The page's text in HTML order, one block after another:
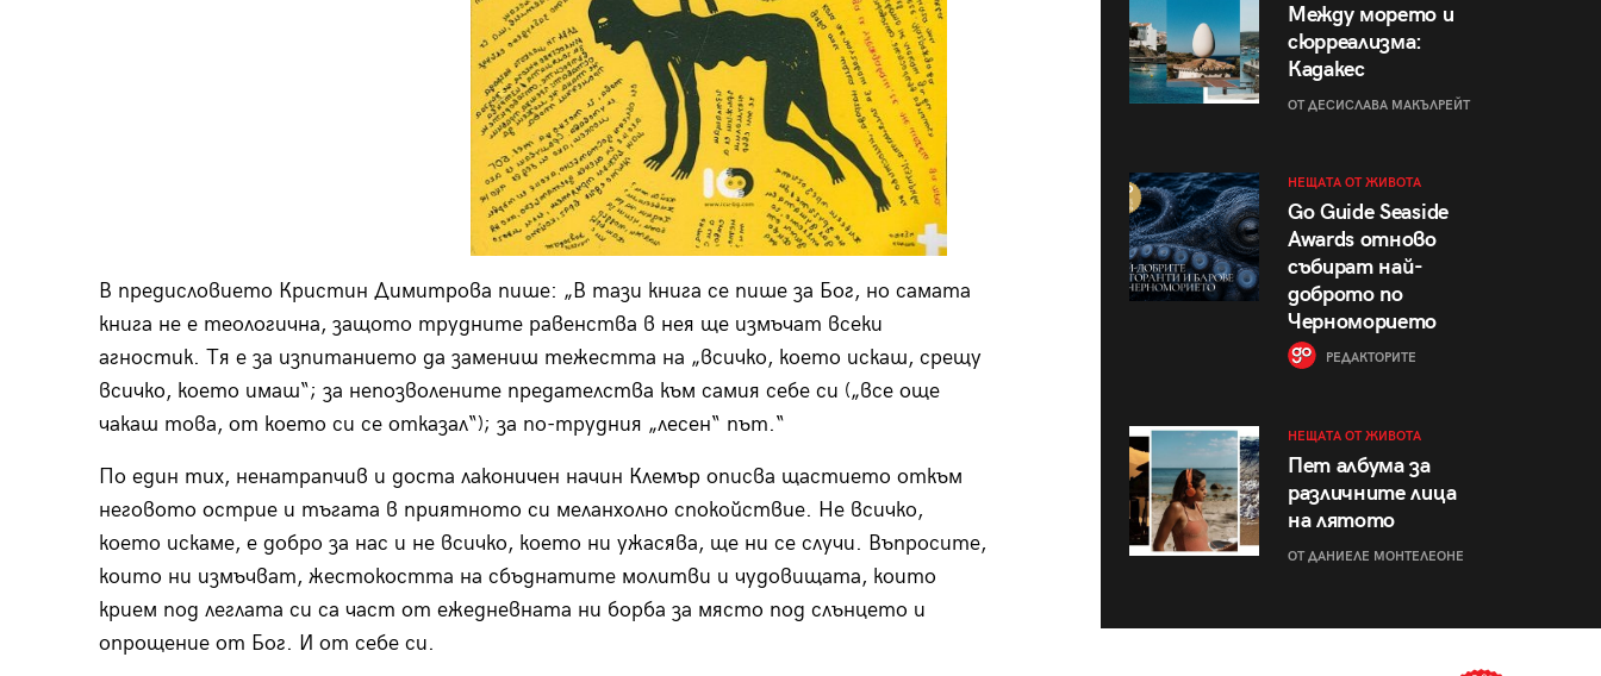
В предисловието Кристин Димитрова пише: „В тази книга се пише за Бог, но самата
книга не е теологична, защото трудните равенства в нея ще измъчат всеки
агностик. Тя е за изпитанието да замениш тежестта на „всичко, което искаш, срещу
всичко, което имаш“; за непозволените предателства към самия себе си („все още
чакаш това, от което си се отказал“); за по-трудния „лесен“ път.“
По един тих, ненатрапчив и доста лаконичен начин Клемър описва щастието откъм
неговото острие и тъгата в приятното си меланхолно спокойствие. Не всичко,
което искаме, е добро за нас и не всичко, което ни ужасява, ще ни се случи. Въпросите,
които ни измъчват, жестокостта на сбъднатите молитви и чудовищата, които
крием под леглата си са част от ежедневната ни борба за място под слънцето и
опрощение от Бог. И от себе си.
Между морето и
сюрреализма:
Кадакес
ОТ ДЕСИСЛАВА МАКЪЛРЕЙТ
НЕЩАТА ОТ ЖИВОТА
Go Guide Seaside
Awards отново
събират най-
доброто по
Черноморието
РЕДАКТОРИТЕ
НЕЩАТА ОТ ЖИВОТА
Пет албума за
различните лица
на лятото
ОТ ДАНИЕЛЕ МОНТЕЛЕОНЕ